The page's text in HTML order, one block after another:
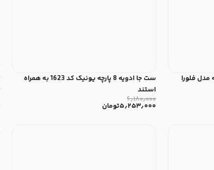
ست جا ادویه 8 پارچه یونیک کد 1623 به همراه
استند
۶٫۱۸۰٫۰۰۰
۵٫۲۵۳٫۰۰۰تومان